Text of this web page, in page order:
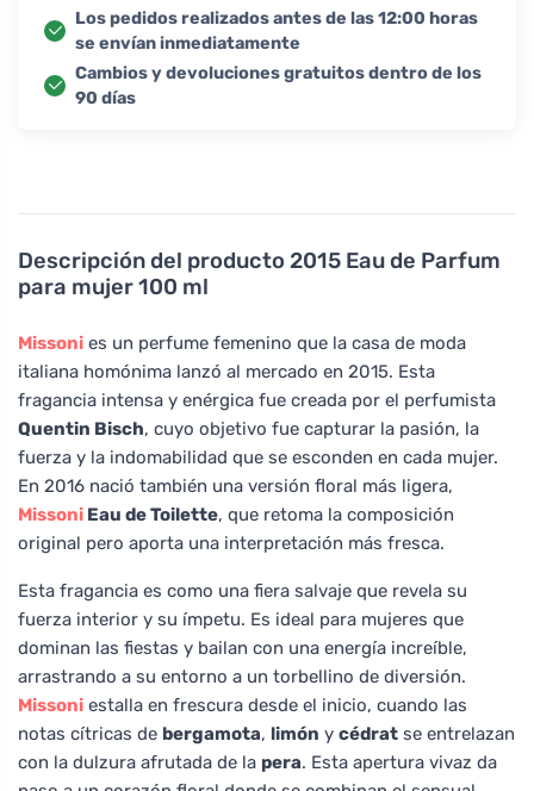
Descripción del producto 2015 Eau de Parfum
para mujer 100 ml
Missoni es un perfume femenino que la casa de moda
italiana homónima lanzó al mercado en 2015. Esta
fragancia intensa y enérgica fue creada por el perfumista
Quentin Bisch, cuyo objetivo fue capturar la pasión, la
fuerza y la indomabilidad que se esconden en cada mujer.
En 2016 nació también una versión floral más ligera,
Missoni Eau de Toilette, que retoma la composición
original pero aporta una interpretación más fresca.
Esta fragancia es como una fiera salvaje que revela su
fuerza interior y su ímpetu. Es ideal para mujeres que
dominan las fiestas y bailan con una energía increíble,
arrastrando a su entorno a un torbellino de diversión.
Missoni estalla en frescura desde el inicio, cuando las
notas cítricas de bergamota, limón y cédrat se entrelazan
con la dulzura afrutada de la pera. Esta apertura vivaz da
Los pedidos realizados antes de las 12:00 horas
se envían inmediatamente
Cambios y devoluciones gratuitos dentro de los
90 días